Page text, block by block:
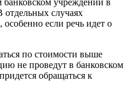
отдельных случаях
особенно если речь идет о
по стоимости выше
не проведут в банковском
обращаться к